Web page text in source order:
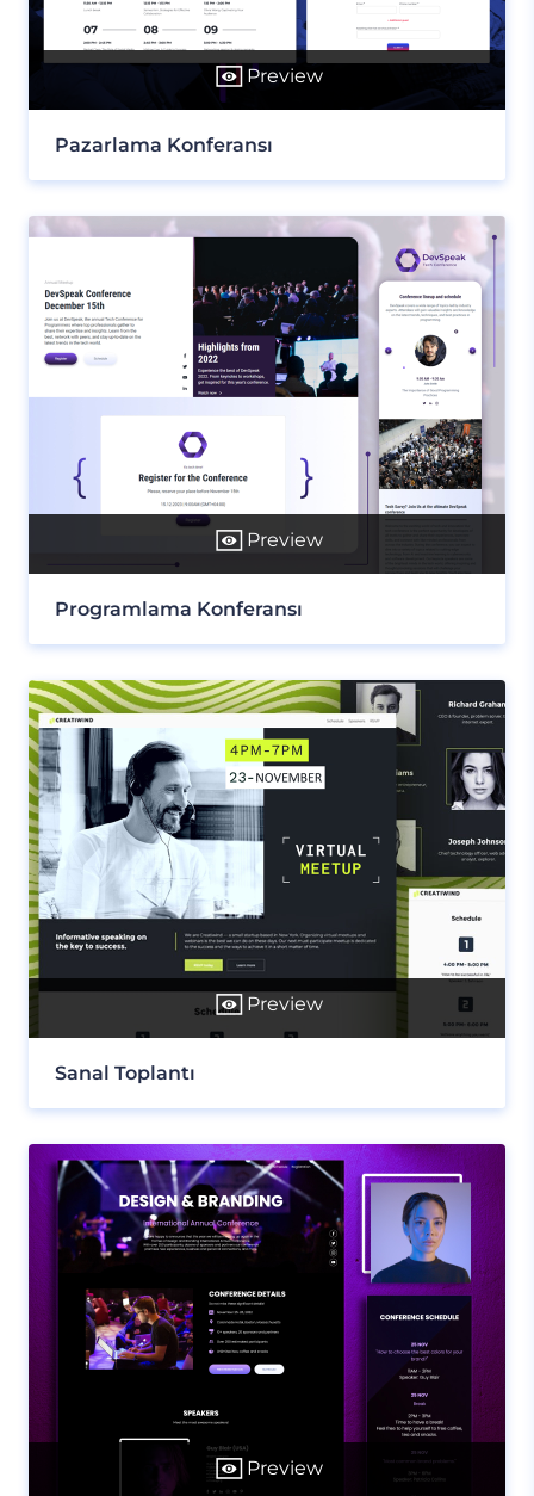
Preview
Pazarlama Konferansı
Preview
Programlama Konferansı
Preview
Sanal Toplantı
Preview